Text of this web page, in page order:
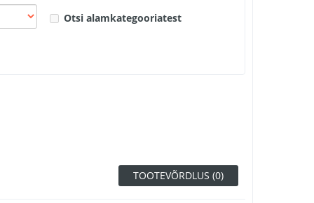
Otsi alamkategooriatest
TOOTEVÕRDLUS (0)